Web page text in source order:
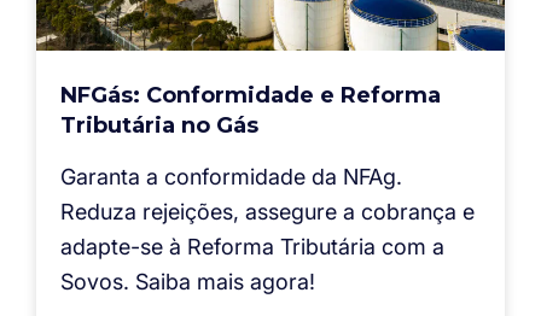
NFGás: Conformidade e Reforma
Tributária no Gás
Garanta a conformidade da NFAg.
Reduza rejeições, assegure a cobrança e
adapte-se à Reforma Tributária com a
Sovos. Saiba mais agora!